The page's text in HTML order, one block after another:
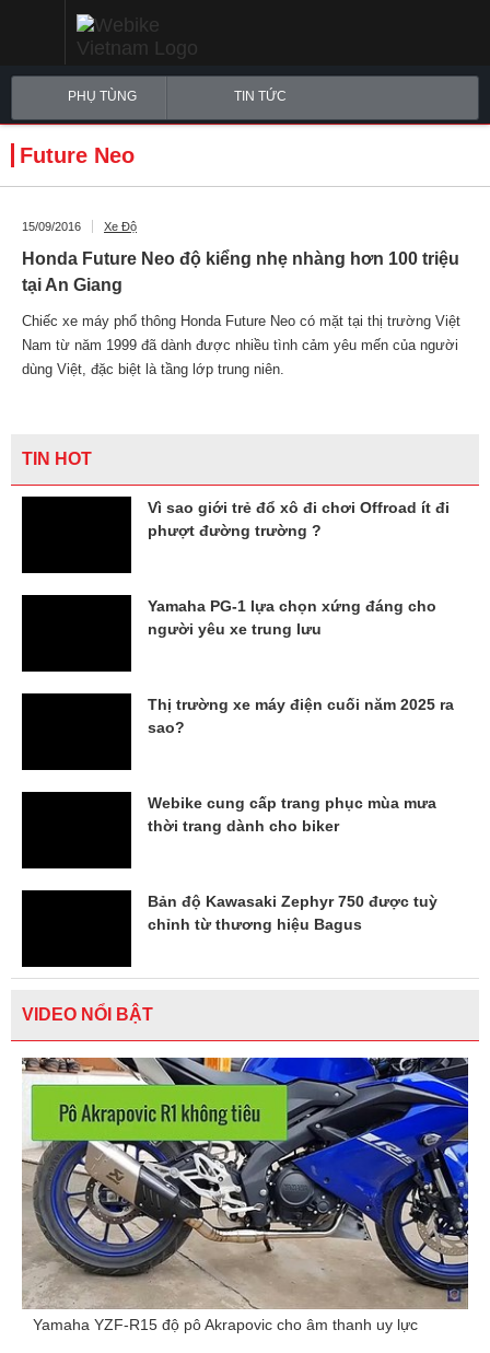
PHỤ TÙNG TIN TỨC
Future Neo
15/09/2016 Xe Độ
Honda Future Neo độ kiểng nhẹ nhàng hơn 100 triệu
tại An Giang
Chiếc xe máy phổ thông Honda Future Neo có mặt tại thị trường Việt
Nam từ năm 1999 đã dành được nhiều tình cảm yêu mến của người
dùng Việt, đặc biệt là tầng lớp trung niên.
TIN HOT
Vì sao giới trẻ đổ xô đi chơi Offroad ít đi
phượt đường trường ?
Yamaha PG-1 lựa chọn xứng đáng cho
người yêu xe trung lưu
Thị trường xe máy điện cuối năm 2025 ra
sao?
Webike cung cấp trang phục mùa mưa
thời trang dành cho biker
Bản độ Kawasaki Zephyr 750 được tuỳ
chỉnh từ thương hiệu Bagus
VIDEO NỔI BẬT
Yamaha YZF-R15 độ pô Akrapovic cho âm thanh uy lực